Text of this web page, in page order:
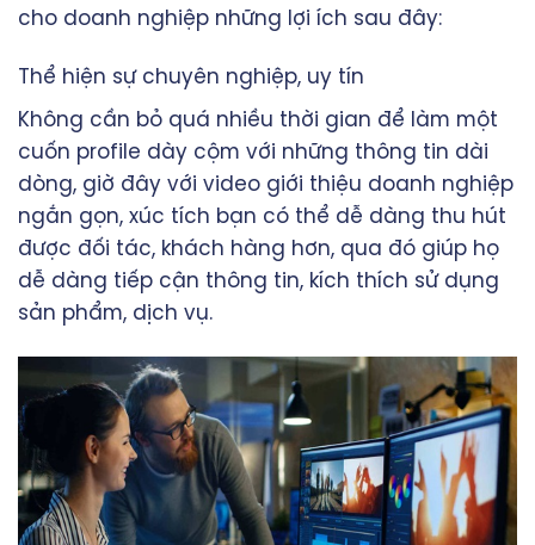
cho doanh nghiệp những lợi ích sau đây:
Thể hiện sự chuyên nghiệp, uy tín
Không cần bỏ quá nhiều thời gian để làm một
cuốn profile dày cộm với những thông tin dài
dòng, giờ đây với video giới thiệu doanh nghiệp
ngắn gọn, xúc tích bạn có thể dễ dàng thu hút
được đối tác, khách hàng hơn, qua đó giúp họ
dễ dàng tiếp cận thông tin, kích thích sử dụng
sản phẩm, dịch vụ.